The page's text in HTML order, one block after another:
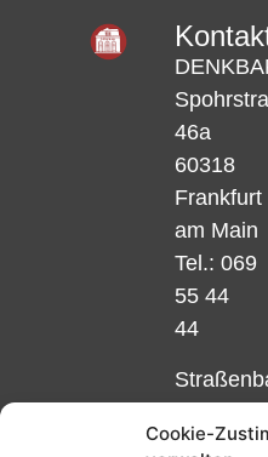
Cookie-
46a
60318
Frankfurt
am Main
Tel.: 069
55 44
44
und 12,